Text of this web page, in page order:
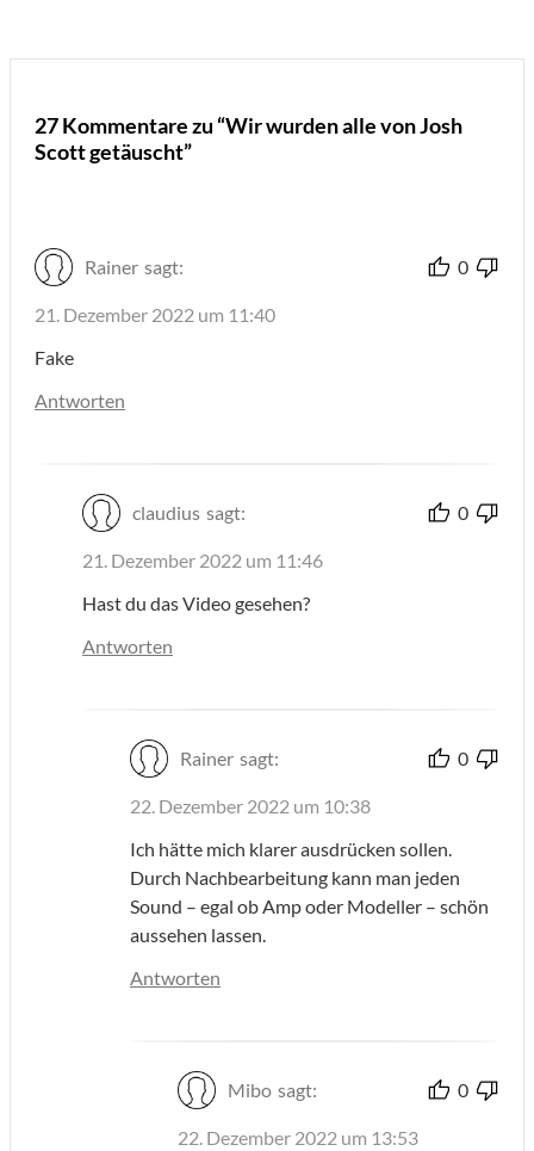
27 Kommentare zu “Wir wurden alle von Josh
Scott getäuscht”
Rainer sagt: 0
21. Dezember 2022 um 11:40
Fake
Antworten
claudius sagt: 0
21. Dezember 2022 um 11:46
Hast du das Video gesehen?
Antworten
Rainer sagt: 0
22. Dezember 2022 um 10:38
Ich hätte mich klarer ausdrücken sollen.
Durch Nachbearbeitung kann man jeden
Sound – egal ob Amp oder Modeller – schön
aussehen lassen.
Antworten
Mibo sagt: 0
22. Dezember 2022 um 13:53